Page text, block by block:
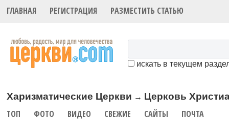
ГЛАВНАЯ РЕГИСТРАЦИЯ РАЗМЕСТИТЬ СТАТЬЮ
искать в текущем
Харизматические Церкви → Церковь
ТОП ФОТО ВИДЕО СВЕЖИЕ САЙТЫ ПОЧТА